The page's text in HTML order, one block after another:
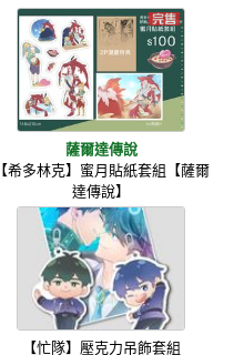
薩爾達傳說
【希多林克】蜜月貼紙套組【薩爾
達傳說】
【忙隊】壓克力吊飾套組